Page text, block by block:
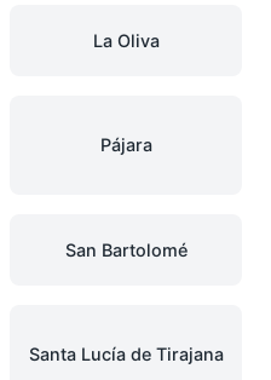
La Oliva
Pájara
San Bartolomé
Santa Lucía de Tirajana